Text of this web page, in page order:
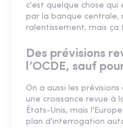
c'est quelque chose
par la banque centrale,
ralentissement, mais
Des prévisions
l’OCDE, sauf
On a aussi les
une croissance revue à
États-Unis, mais
plan d'interrogation